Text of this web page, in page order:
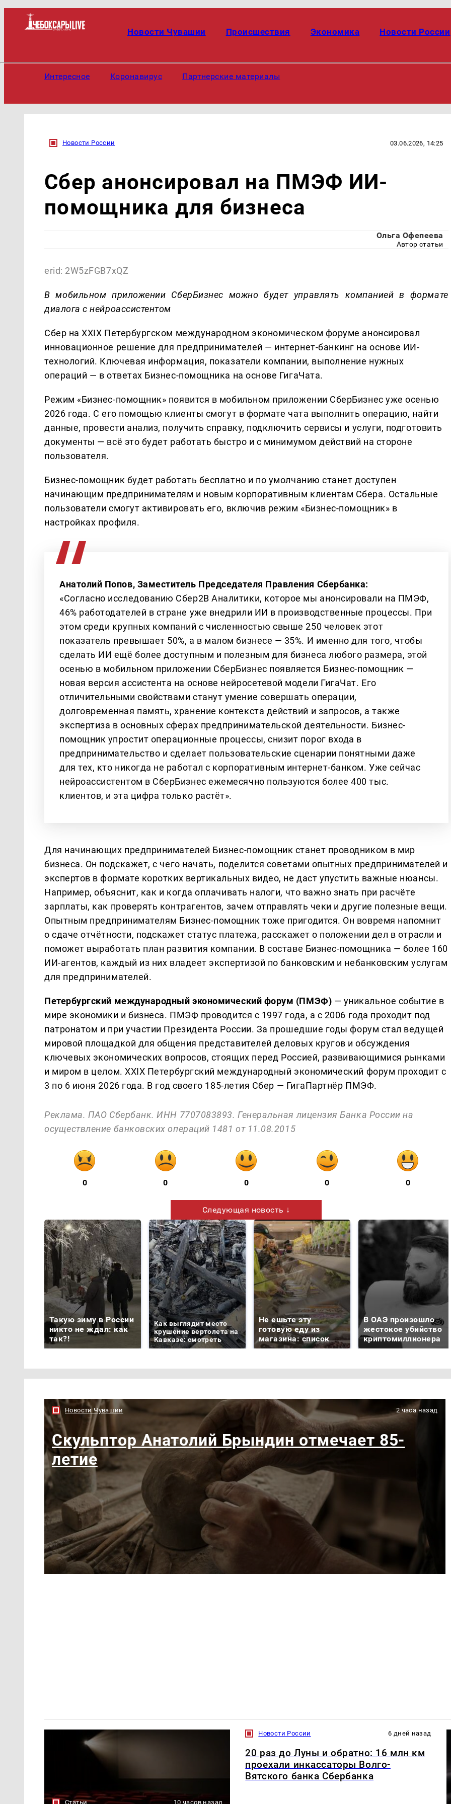
Новости Чувашии Происшествия Экономика Новости России
Интересное Коронавирус Партнерские материалы
Новости России 03.06.2026, 14:25
Сбер анонсировал на ПМЭФ ИИ-
помощника для бизнеса
Ольга Офепеева
Автор статьи
erid: 2W5zFGB7xQZ
В мобильном приложении СберБизнес можно будет управлять компанией в формате
диалога с нейроассистентом
Сбер на XXIX Петербургском международном экономическом форуме анонсировал
инновационное решение для предпринимателей — интернет-банкинг на основе ИИ-
технологий. Ключевая информация, показатели компании, выполнение нужных
операций — в ответах Бизнес-помощника на основе ГигаЧата.
Режим «Бизнес-помощник» появится в мобильном приложении СберБизнес уже осенью
2026 года. С его помощью клиенты смогут в формате чата выполнить операцию, найти
данные, провести анализ, получить справку, подключить сервисы и услуги, подготовить
документы — всё это будет работать быстро и с минимумом действий на стороне
пользователя.
Бизнес-помощник будет работать бесплатно и по умолчанию станет доступен
начинающим предпринимателям и новым корпоративным клиентам Сбера. Остальные
пользователи смогут активировать его, включив режим «Бизнес-помощник» в
настройках профиля.
Анатолий Попов, Заместитель Председателя Правления Сбербанка:
«Согласно исследованию Сбер2В Аналитики, которое мы анонсировали на ПМЭФ,
46% работодателей в стране уже внедрили ИИ в производственные процессы. При
этом среди крупных компаний с численностью свыше 250 человек этот
показатель превышает 50%, а в малом бизнесе — 35%. И именно для того, чтобы
сделать ИИ ещё более доступным и полезным для бизнеса любого размера, этой
осенью в мобильном приложении СберБизнес появляется Бизнес-помощник —
новая версия ассистента на основе нейросетевой модели ГигаЧат. Его
отличительными свойствами станут умение совершать операции,
долговременная память, хранение контекста действий и запросов, а также
экспертиза в основных сферах предпринимательской деятельности. Бизнес-
помощник упростит операционные процессы, снизит порог входа в
предпринимательство и сделает пользовательские сценарии понятными даже
для тех, кто никогда не работал с корпоративным интернет-банком. Уже сейчас
нейроассистентом в СберБизнес ежемесячно пользуются более 400 тыс.
клиентов, и эта цифра только растёт».
Для начинающих предпринимателей Бизнес-помощник станет проводником в мир
бизнеса. Он подскажет, с чего начать, поделится советами опытных предпринимателей и
экспертов в формате коротких вертикальных видео, не даст упустить важные нюансы.
Например, объяснит, как и когда оплачивать налоги, что важно знать при расчёте
зарплаты, как проверять контрагентов, зачем отправлять чеки и другие полезные вещи.
Опытным предпринимателям Бизнес-помощник тоже пригодится. Он вовремя напомнит
о сдаче отчётности, подскажет статус платежа, расскажет о положении дел в отрасли и
поможет выработать план развития компании. В составе Бизнес-помощника — более 160
ИИ-агентов, каждый из них владеет экспертизой по банковским и небанковским услугам
для предпринимателей.
Петербургский международный экономический форум (ПМЭФ) — уникальное событие в
мире экономики и бизнеса. ПМЭФ проводится с 1997 года, а с 2006 года проходит под
патронатом и при участии Президента России. За прошедшие годы форум стал ведущей
мировой площадкой для общения представителей деловых кругов и обсуждения
ключевых экономических вопросов, стоящих перед Россией, развивающимися рынками
и миром в целом. XXIX Петербургский международный экономический форум проходит с
3 по 6 июня 2026 года. В год своего 185-летия Сбер — ГигаПартнёр ПМЭФ.
Реклама. ПАО Сбербанк. ИНН 7707083893. Генеральная лицензия Банка России на
осуществление банковских операций 1481 от 11.08.2015
0 0 0 0 0
Следующая новость ↓
Такую зиму в России
никто не ждал: как
так?!
Как выглядит место
крушение вертолета на
Кавказе: смотреть
Не ешьте эту
готовую еду из
магазина: список
В ОАЭ произошло
жестокое убийство
криптомиллионера
Новости Чувашии 2 часа назад
Скульптор Анатолий Брындин отмечает 85-
летие
Статьи 10 часов назад
Новости России 6 дней назад
20 раз до Луны и обратно: 16 млн км
проехали инкассаторы Волго-
Вятского банка Сбербанка